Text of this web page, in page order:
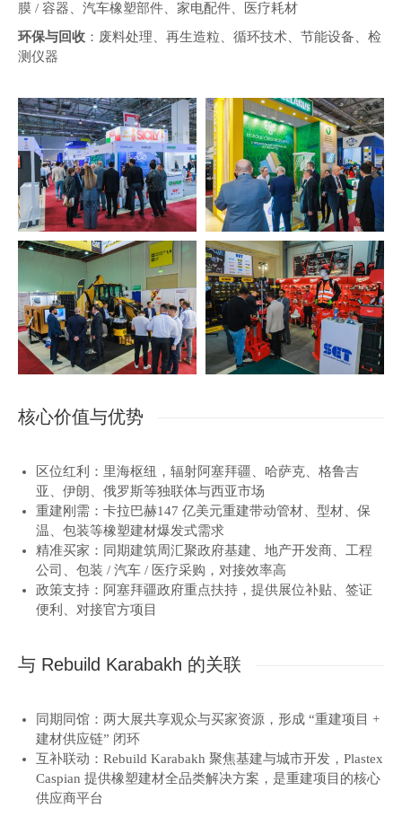
膜 / 容器、汽车橡塑部件、家电配件、医疗耗材
环保与回收 ：废料处理、再生造粒、循环技术、节能设备、检
测仪器
核心价值与优势
区位红利：里海枢纽，辐射阿塞拜疆、哈萨克、格鲁吉
亚、伊朗、俄罗斯等独联体与西亚市场
重建刚需：卡拉巴赫147 亿美元重建带动管材、型材、保
温、包装等橡塑建材爆发式需求
精准买家：同期建筑周汇聚政府基建、地产开发商、工程
公司、包装 / 汽车 / 医疗采购，对接效率高
政策支持：阿塞拜疆政府重点扶持，提供展位补贴、签证
便利、对接官方项目
与 Rebuild Karabakh 的关联
同期同馆：两大展共享观众与买家资源，形成 “重建项目 +
建材供应链” 闭环
互补联动：Rebuild Karabakh 聚焦基建与城市开发，Plastex
Caspian 提供橡塑建材全品类解决方案，是重建项目的核心
供应商平台